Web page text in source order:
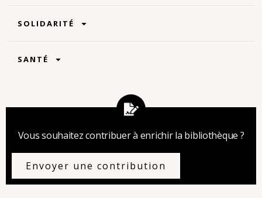
SOLIDARITÉ
SANTÉ
Vous souhaitez contribuer à enrichir la bibliothèque ?
Envoyer une contribution